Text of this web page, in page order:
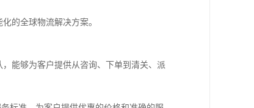
的全球物流解决方案。
能够为客户提供从咨询、下单到清关、派